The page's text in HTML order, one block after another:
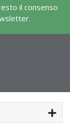
il consenso